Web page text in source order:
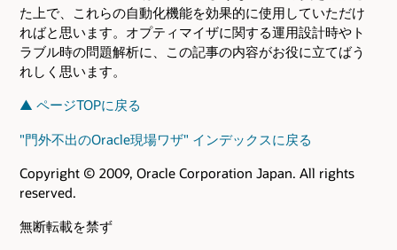
た上で、これらの自動化機能を効果的に使用していただけ
ればと思います。オプティマイザに関する運用設計時やト
ラブル時の問題解析に、この記事の内容がお役に立てばう
れしく思います。
▲ ページTOPに戻る
"門外不出のOracle現場ワザ" インデックスに戻る
Copyright © 2009, Oracle Corporation Japan. All rights
reserved.
無断転載を禁ず